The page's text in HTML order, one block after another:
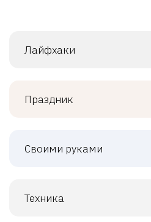
Лайфхаки
Праздник
Своими руками
Техника